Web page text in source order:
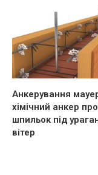
Анкерування
хімічний анкер
шпильок під
вітер